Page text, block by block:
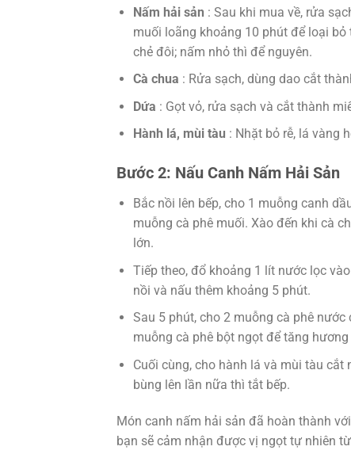
Nấm hải sản : Sau khi mua về, rửa
muối loãng khoảng 10 phút để loại
chẻ đôi; nấm nhỏ thì để nguyên.
Cà chua : Rửa sạch, dùng dao cắt
Dứa : Gọt vỏ, rửa sạch và cắt thành
Hành lá, mùi tàu : Nhặt bỏ rễ, lá vàng
Bước 2: Nấu Canh Nấm Hải Sản
Bắc nồi lên bếp, cho 1 muỗng canh
muỗng cà phê muối. Xào đến khi cà
lớn.
Tiếp theo, đổ khoảng 1 lít nước lọc
nồi và nấu thêm khoảng 5 phút.
Sau 5 phút, cho 2 muỗng cà phê
muỗng cà phê bột ngọt để tăng hương
Cuối cùng, cho hành lá và mùi tàu
bùng lên lần nữa thì tắt bếp.
Món canh nấm hải sản đã hoàn thành
bạn sẽ cảm nhận được vị ngọt tự nhiên